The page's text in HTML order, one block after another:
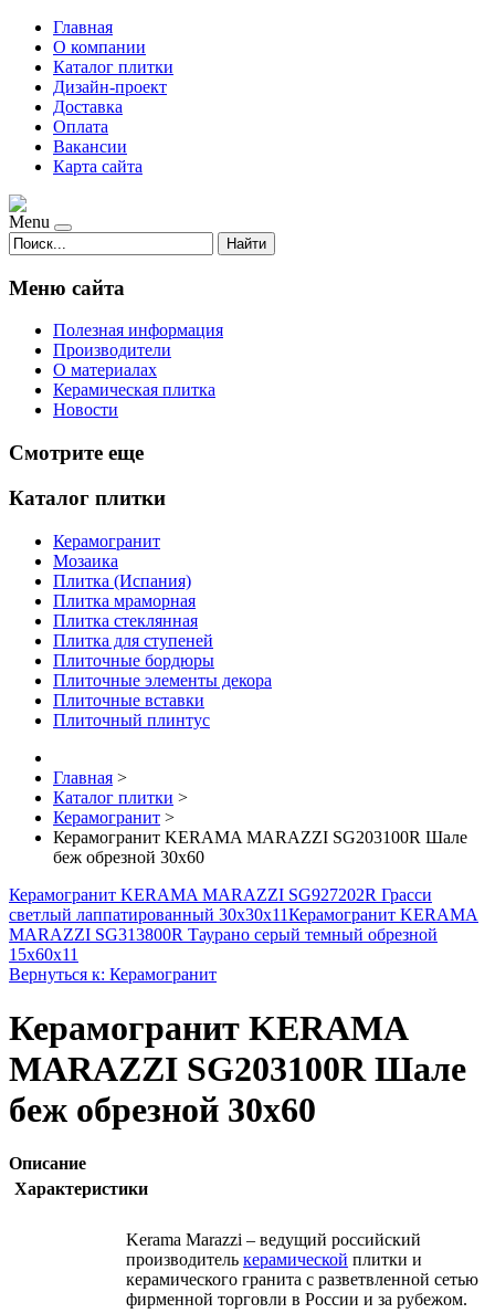
Главная
О компании
Каталог плитки
Дизайн-проект
Доставка
Оплата
Вакансии
Карта сайта
Menu
Найти
Меню сайта
Полезная информация
Производители
О материалах
Керамическая плитка
Новости
Смотрите еще
Каталог плитки
Керамогранит
Мозаика
Плитка (Испания)
Плитка мраморная
Плитка стеклянная
Плитка для ступеней
Плиточные бордюры
Плиточные элементы декора
Плиточные вставки
Плиточный плинтус
Главная >
Каталог плитки >
Керамогранит >
Керамогранит KERAMA MARAZZI SG203100R Шале
беж обрезной 30x60
Керамогранит KERAMA MARAZZI SG927202R Грасси
светлый лаппатированный 30х30х11Керамогранит KERAMA
MARAZZI SG313800R Таурано серый темный обрезной
15х60х11
Вернуться к: Керамогранит
Керамогранит KERAMA
MARAZZI SG203100R Шале
беж обрезной 30x60
Описание
Характеристики
Kerama Marazzi – ведущий российский
производитель керамической плитки и
керамического гранита с разветвленной сетью
фирменной торговли в России и за рубежом.